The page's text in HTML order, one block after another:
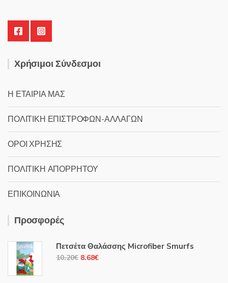
Χρήσιμοι Σύνδεσμοι
Η ΕΤΑΙΡΙΑ ΜΑΣ
ΠΟΛΙΤΙΚΗ ΕΠΙΣΤΡΟΦΩΝ-ΑΛΛΑΓΩΝ
ΟΡΟΙ ΧΡΗΣΗΣ
ΠΟΛΙΤΙΚΗ ΑΠΟΡΡΗΤΟΥ
ΕΠΙΚΟΙΝΩΝΙΑ
Προσφορές
Πετσέτα Θαλάσσης Microfiber Smurfs
10.20€ Original
8.68€Η